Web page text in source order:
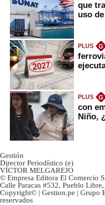
que
uso
PLUS G
PLUS G
con
Niño,
Gestión
Director Periodístico (e)
VÍCTOR MELGAREJO
© Empresa Editora El Comercio
Calle Paracas #532, Pueblo
Copyright© | Gestion.pe | Grupo
reservados